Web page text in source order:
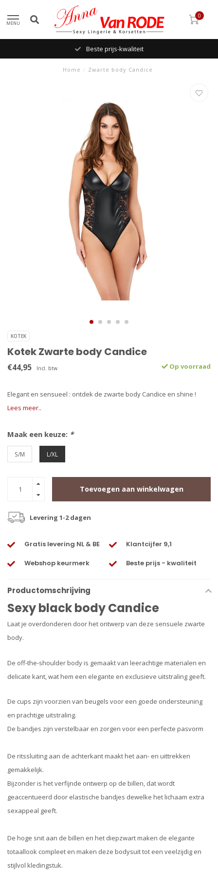
MENU
0
Beste prijs-kwaliteit
Home / Zwarte body Candice
KOTEK
Kotek Zwarte body Candice
€44,95 Incl. btw Op voorraad
Elegant en sensueel : ontdek de zwarte body Candice en shine !
Lees meer..
Maak een keuze: *
S/M L/XL
Toevoegen aan winkelwagen
Levering 1-2 dagen
Gratis levering NL & BE Klantcijfer 9,1
Webshop keurmerk Beste prijs - kwaliteit
Productomschrijving
Sexy black body Candice
Laat je overdonderen door het ontwerp van deze sensuele zwarte
body.
De off-the-shoulder body is gemaakt van leerachtige materialen en
delicate kant, wat hem een ​​elegante en exclusieve uitstraling geeft.
De cups zijn voorzien van beugels voor een goede ondersteuning
en prachtige uitstraling.
De bandjes zijn verstelbaar en zorgen voor een perfecte pasvorm
De ritssluiting aan de achterkant maakt het aan- en uittrekken
gemakkelijk.
Bijzonder is het verfijnde ontwerp op de billen, dat wordt
geaccentueerd door elastische bandjes dewelke het lichaam extra
sexappeal geeft.
De hoge snit aan de billen en het diepzwart maken de elegante
totaallook compleet en maken deze bodysuit tot een veelzijdig en
stijlvol kledingstuk.